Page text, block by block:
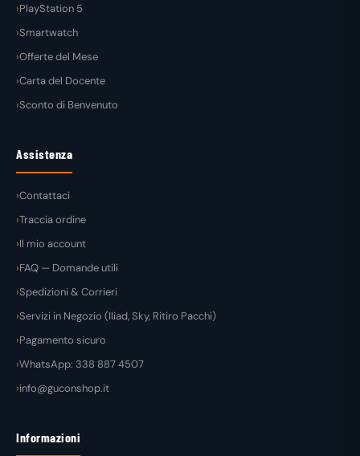
PlayStation 5
Smartwatch
Offerte del Mese
Carta del Docente
Sconto di Benvenuto
Assistenza
Contattaci
Traccia ordine
Il mio account
FAQ — Domande utili
Spedizioni & Corrieri
Servizi in Negozio (Iliad, Sky, Ritiro Pacchi)
Pagamento sicuro
WhatsApp: 338 887 4507
info@guconshop.it
Informazioni